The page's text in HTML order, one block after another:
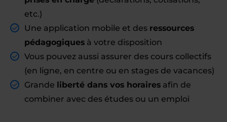
etc.)
Une application mobile et des ressources
pédagogiques à votre disposition
Vous pouvez aussi assurer des cours collectifs
(en ligne, en centre ou en stages de vacances)
Grande liberté dans vos horaires afin de
combiner avec des études ou un emploi